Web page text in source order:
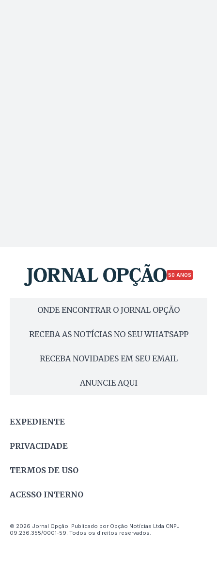
50 ANOS
ONDE ENCONTRAR O JORNAL OPÇÃO
RECEBA AS NOTÍCIAS NO SEU WHATSAPP
RECEBA NOVIDADES EM SEU EMAIL
ANUNCIE AQUI
EXPEDIENTE
PRIVACIDADE
TERMOS DE USO
ACESSO INTERNO
© 2026 Jornal Opção. Publicado por Opção Notícias Ltda CNPJ
09.236.355/0001-59. Todos os direitos reservados.